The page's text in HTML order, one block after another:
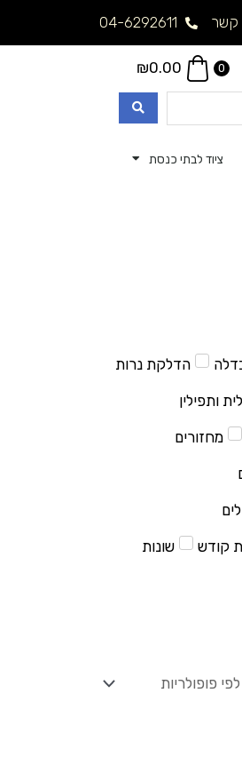
קשר 04-6292611
0
₪0.00
ציוד לבתי כנסת
הדלקת נרות
ותפילין
מחזורים
קודש שונות